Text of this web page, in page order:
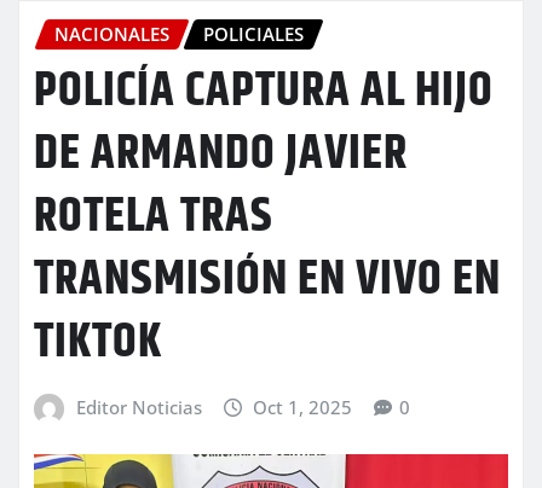
NACIONALES POLICIALES
POLICÍA CAPTURA AL HIJO
DE ARMANDO JAVIER
ROTELA TRAS
TRANSMISIÓN EN VIVO EN
TIKTOK
Editor Noticias Oct 1, 2025 0